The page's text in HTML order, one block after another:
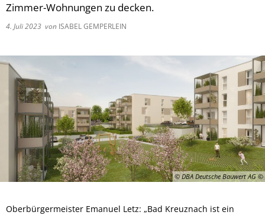
Zimmer-Wohnungen zu decken.
4. Juli 2023 von ISABEL GEMPERLEIN
© DBA Deutsche Bauwert AG
Oberbürgermeister Emanuel Letz: „Bad Kreuznach ist ein